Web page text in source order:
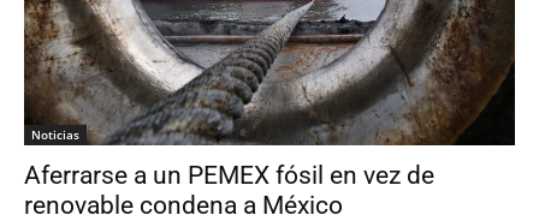
Noticias
Aferrarse a un PEMEX fósil en vez de
renovable condena a México